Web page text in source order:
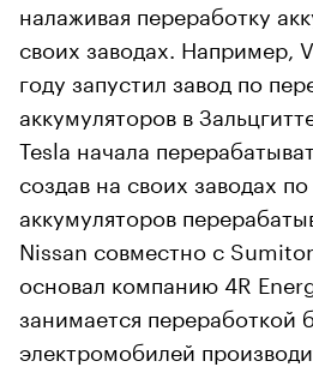
налаживая переработку
своих заводах. Например,
году запустил завод по
аккумуляторов в
Tesla начала
создав на своих заводах
аккумуляторов
Nissan совместно с
основал компанию 4R
занимается переработкой
электромобилей